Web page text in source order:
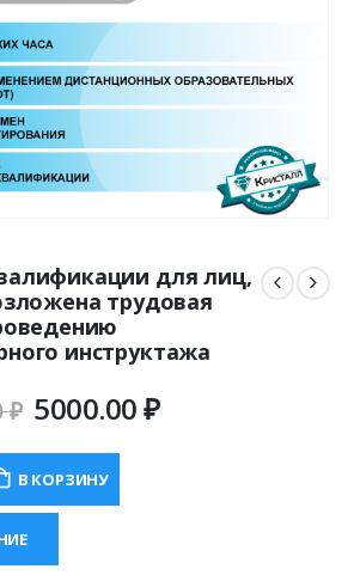
для лиц,
трудовая
инструктажа
₽ Первоначальная
составляла
8000.00 ₽.
5000.00₽Текущая
В КОРЗИНУ